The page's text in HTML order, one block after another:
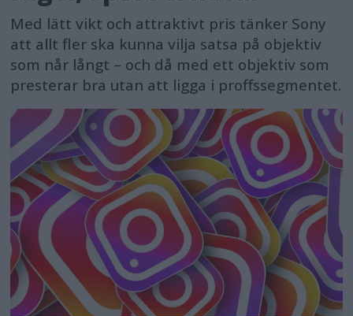
Med lätt vikt och attraktivt pris tänker Sony
att allt fler ska kunna vilja satsa på objektiv
som når långt – och då med ett objektiv som
presterar bra utan att ligga i proffssegmentet.